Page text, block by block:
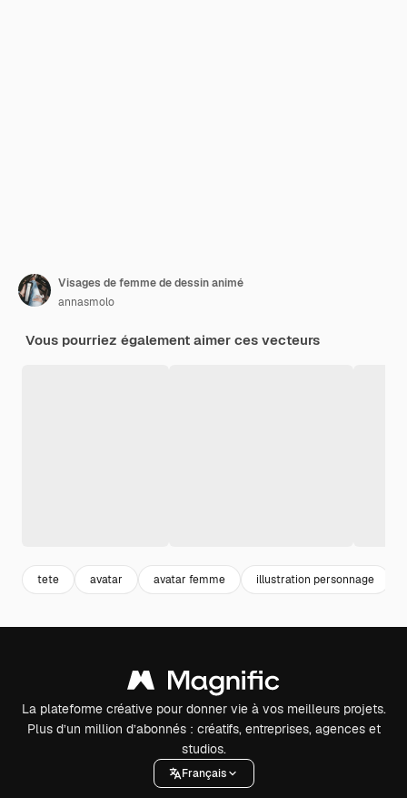
Visages de femme de dessin animé
annasmolo
Vous pourriez également aimer ces vecteurs
tete avatar avatar femme illustration personnage
La plateforme créative pour donner vie à vos meilleurs projets.
Plus d’un million d’abonnés : créatifs, entreprises, agences et
studios.
Français